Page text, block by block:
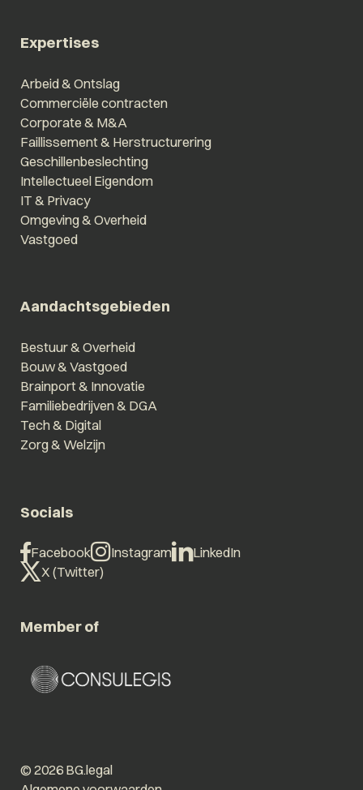
Expertises
Arbeid & Ontslag
Commerciële contracten
Corporate & M&A
Faillissement & Herstructurering
Geschillenbeslechting
Intellectueel Eigendom
IT & Privacy
Omgeving & Overheid
Vastgoed
Aandachtsgebieden
Bestuur & Overheid
Bouw & Vastgoed
Brainport & Innovatie
Familiebedrijven & DGA
Tech & Digital
Zorg & Welzijn
Socials
Facebook Instagram
LinkedIn
X (Twitter)
Member of
© 2026 BG.legal